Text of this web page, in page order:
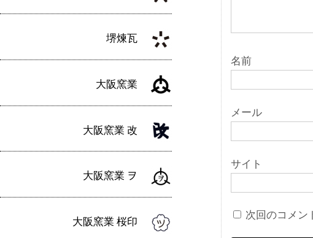
堺煉瓦
大阪窯業
大阪窯業 改
大阪窯業 ヲ
大阪窯業 桜印
名前
メール
サイト
次回のコメン